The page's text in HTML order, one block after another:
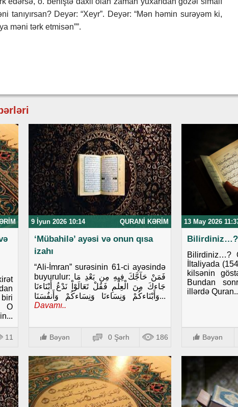
tanıyırsan? Deyər: “Xeyr”. Deyər: “Mən həmin surəyəm ki,
məni tərk etmisən””.
O
11
9 İyun 2026 10:14 QURANI KƏRIM
‘Mübahilə’ ayəsi və onun qısa
izahı
“Ali-İmran” surəsinin 61-ci ayəsində
buyurulur: فَمَنْ حَآجَّكَ فِيهِ مِن بَعْدِ مَا
جَاءكَ مِنَ الْعِلْمِ فَقُلْ تَعَالَوْاْ نَدْعُ أَبْنَاءنَا
وَأَبْنَاءكُمْ وَنِسَاءنَا وَنِسَاءكُمْ وَأَنفُسَنَا...
Davamı..
Bəyən 0 Şərh 186
13 May 2026
Bilirdiniz…?
Bilirdiniz…?
İltaliyada
kilsənin
Bundan
illərdə
Bəyən